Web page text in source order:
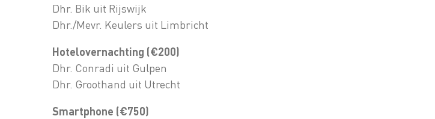
Dhr. Bik uit Rijswijk
Dhr./Mevr. Keulers uit Limbricht
Hotelovernachting (€200)
Dhr. Conradi uit Gulpen
Dhr. Groothand uit Utrecht
Smartphone (€750)